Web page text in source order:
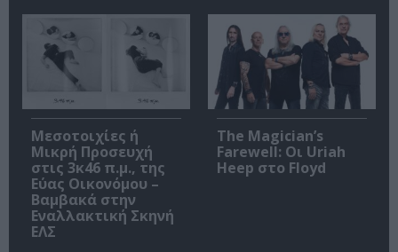
Μεσοτοιχίες ή
Μικρή Προσευχή
στις 3κ46 π.μ., της
Εύας Οικονόμου –
Βαμβακά στην
Εναλλακτική Σκηνή
ΕΛΣ
The Magician’s
Farewell: Οι Uriah
Heep στο Floyd